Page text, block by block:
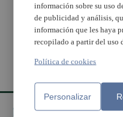
información sobre su uso
de publicidad y análisis,
información que les haya
recopilado a partir del uso
Política de cookies
Personalizar